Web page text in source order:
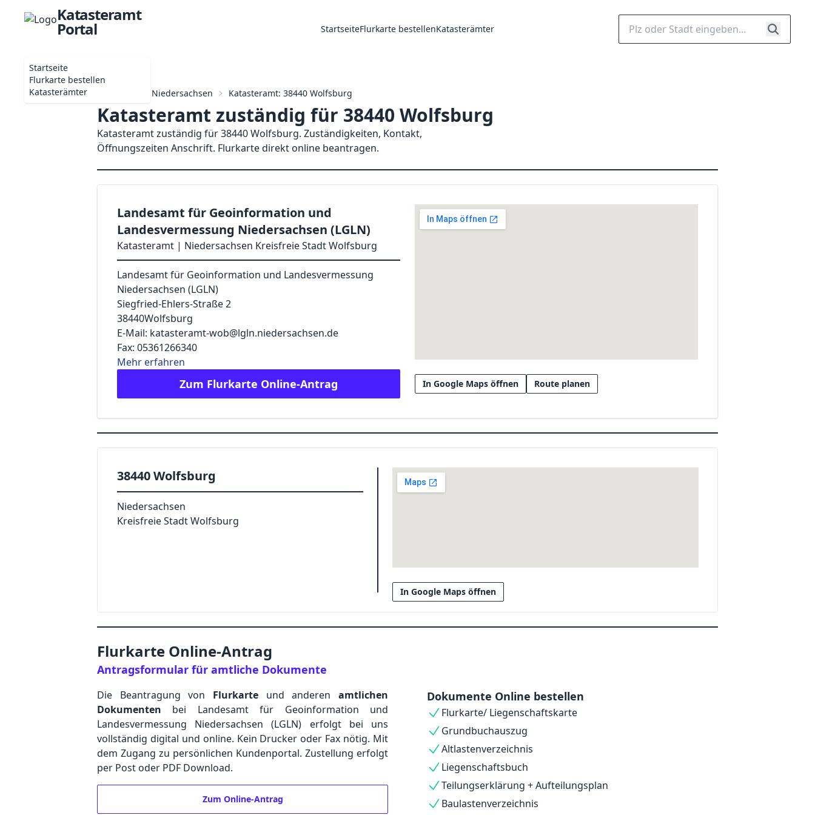
Katasteramt
Portal
Startseite
Flurkarte bestellen
Katasterämter
StartseiteFlurkarte bestellenKatasterämter
Niedersachsen Katasteramt: 38440 Wolfsburg
Katasteramt zuständig für 38440 Wolfsburg
Katasteramt zuständig für 38440 Wolfsburg. Zuständigkeiten, Kontakt,
Öffnungszeiten Anschrift. Flurkarte direkt online beantragen.
Landesamt für Geoinformation und
Landesvermessung Niedersachsen (LGLN)
Katasteramt | Niedersachsen Kreisfreie Stadt Wolfsburg
Landesamt für Geoinformation und Landesvermessung
Niedersachsen (LGLN)
Siegfried-Ehlers-Straße 2
38440Wolfsburg
E-Mail: katasteramt-wob@lgln.niedersachsen.de
Fax: 05361266340
Mehr erfahren
Zum Flurkarte Online-Antrag In Google Maps öffnen Route planen
38440 Wolfsburg
Niedersachsen
Kreisfreie Stadt Wolfsburg
In Google Maps öffnen
Flurkarte Online-Antrag
Antragsformular für amtliche Dokumente
Die Beantragung von Flurkarte und anderen amtlichen
Dokumenten bei Landesamt für Geoinformation und
Landesvermessung Niedersachsen (LGLN) erfolgt bei uns
vollständig digital und online. Kein Drucker oder Fax nötig. Mit
dem Zugang zu persönlichen Kundenportal. Zustellung erfolgt
per Post oder PDF Download.
Zum Online-Antrag
Dokumente Online bestellen
Flurkarte/ Liegenschaftskarte
Grundbuchauszug
Altlastenverzeichnis
Liegenschaftsbuch
Teilungserklärung + Aufteilungsplan
Baulastenverzeichnis